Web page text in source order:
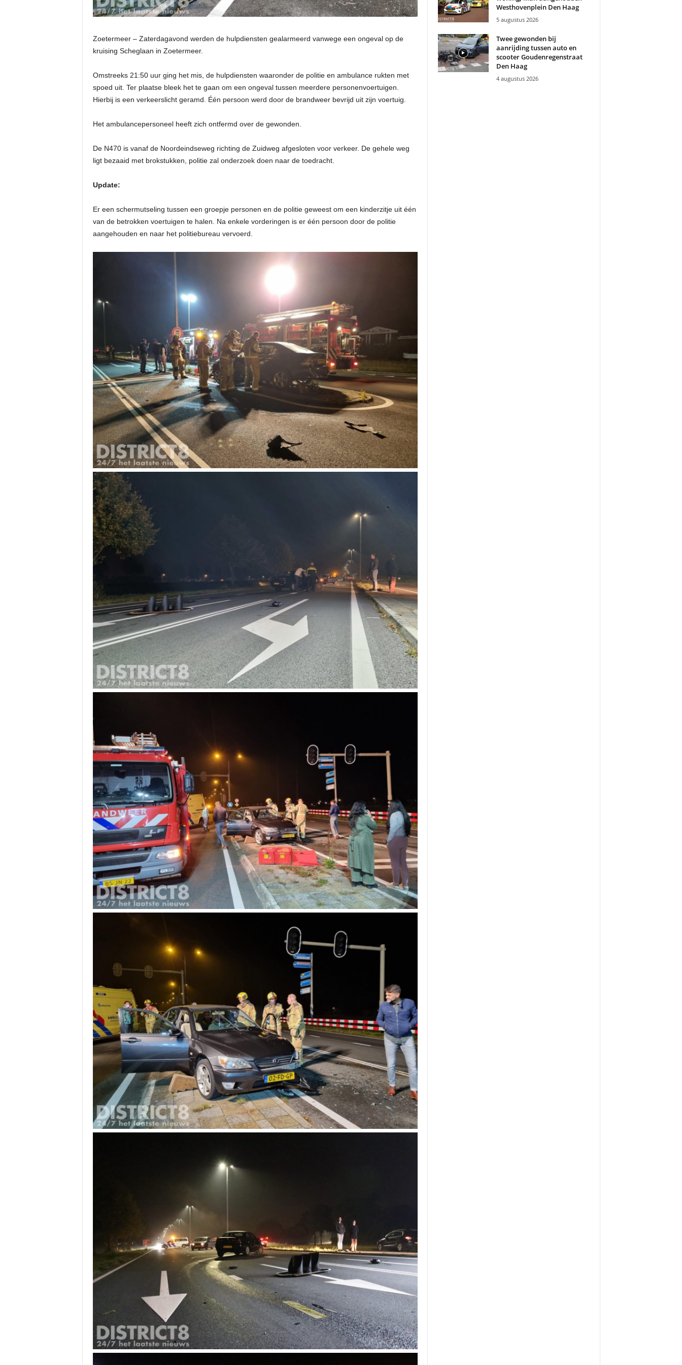
Zoetermeer – Zaterdagavond werden de hulpdiensten gealarmeerd vanwege een ongeval op de
kruising Scheglaan in Zoetermeer.
Omstreeks 21:50 uur ging het mis, de hulpdiensten waaronder de politie en ambulance rukten met
spoed uit. Ter plaatse bleek het te gaan om een ongeval tussen meerdere personenvoertuigen.
Hierbij is een verkeerslicht geramd. Één persoon werd door de brandweer bevrijd uit zijn voertuig.
Het ambulancepersoneel heeft zich ontfermd over de gewonden.
De N470 is vanaf de Noordeindseweg richting de Zuidweg afgesloten voor verkeer. De gehele weg
ligt bezaaid met brokstukken, politie zal onderzoek doen naar de toedracht.
Update:
Er een schermutseling tussen een groepje personen en de politie geweest om een kinderzitje uit één
van de betrokken voertuigen te halen. Na enkele vorderingen is er één persoon door de politie
aangehouden en naar het politiebureau vervoerd.
Westhovenplein Den Haag
5 augustus 2026
Twee gewonden bij
aanrijding tussen auto en
scooter Goudenregenstraat
Den Haag
4 augustus 2026